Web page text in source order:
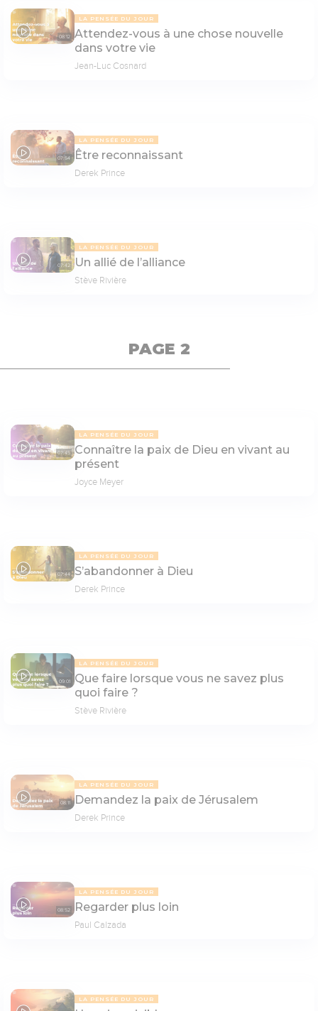
08:12
LA PENSÉE DU JOUR
Attendez-vous à une chose nouvelle
dans votre vie
Jean-Luc Cosnard
07:54
LA PENSÉE DU JOUR
Être reconnaissant
Derek Prince
07:42
LA PENSÉE DU JOUR
Un allié de l’alliance
Stève Rivière
PAGE 2
07:45
LA PENSÉE DU JOUR
Connaître la paix de Dieu en vivant au
présent
Joyce Meyer
07:44
LA PENSÉE DU JOUR
S’abandonner à Dieu
Derek Prince
09:01
LA PENSÉE DU JOUR
Que faire lorsque vous ne savez plus
quoi faire ?
Stève Rivière
08:11
LA PENSÉE DU JOUR
Demandez la paix de Jérusalem
Derek Prince
08:52
LA PENSÉE DU JOUR
Regarder plus loin
Paul Calzada
LA PENSÉE DU JOUR